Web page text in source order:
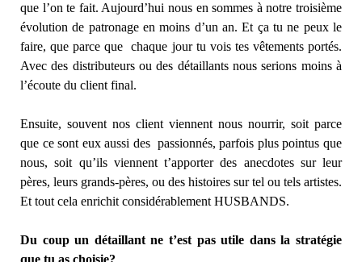
que l’on te fait. Aujourd’hui nous en sommes à notre troisième
évolution de patronage en moins d’un an. Et ça tu ne peux le
faire, que parce que chaque jour tu vois tes vêtements portés.
Avec des distributeurs ou des détaillants nous serions moins à
l’écoute du client final.
Ensuite, souvent nos client viennent nous nourrir, soit parce
que ce sont eux aussi des passionnés, parfois plus pointus que
nous, soit qu’ils viennent t’apporter des anecdotes sur leur
pères, leurs grands-pères, ou des histoires sur tel ou tels artistes.
Et tout cela enrichit considérablement HUSBANDS.
Du coup un détaillant ne t’est pas utile dans la stratégie